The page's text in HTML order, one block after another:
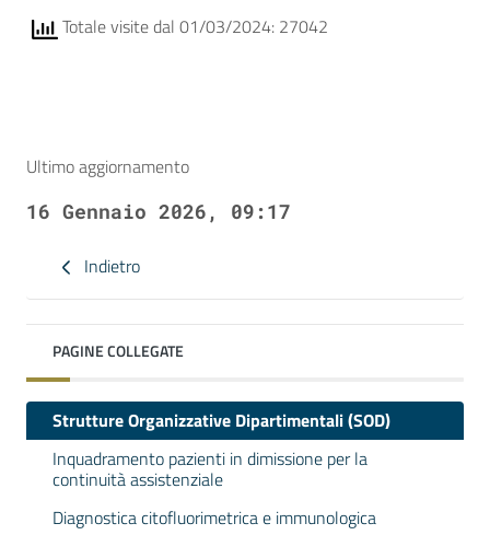
Indietro
PAGINE COLLEGATE
Strutture Organizzative Dipartimentali (SOD)
Inquadramento pazienti in dimissione per la
continuità assistenziale
Diagnostica citofluorimetrica e immunologica
Totale visite dal 01/03/2024: 27042
Ultimo aggiornamento
16 Gennaio 2026, 09:17